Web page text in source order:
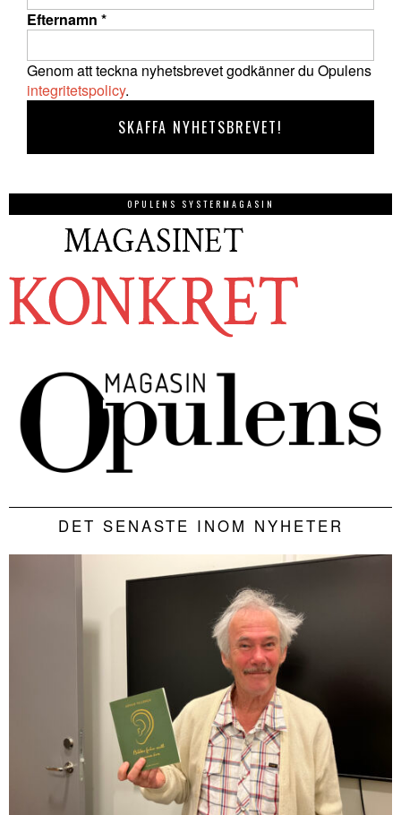
Efternamn *
Genom att teckna nyhetsbrevet godkänner du Opulens
integritetspolicy.
OPULENS SYSTERMAGASIN
DET SENASTE INOM NYHETER